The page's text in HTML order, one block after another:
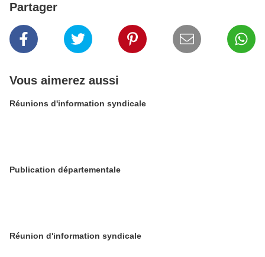
Partager
Vous aimerez aussi
Réunions d'information syndicale
Publication départementale
Réunion d'information syndicale